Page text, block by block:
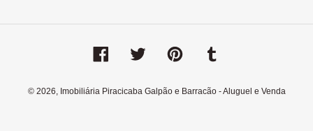
Facebook Twitter Pinterest
© 2026, Imobiliária Piracicaba Galpão e Barracão - Aluguel e Venda